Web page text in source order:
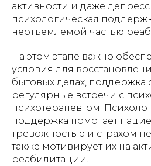
активности и даже
психологическая
неотъемлемой частью
На этом этапе важно
условия для
бытовых делах, поддержка
регулярные встречи с
психотерапевтом.
поддержка помогает
тревожностью и страхом
также мотивирует их на
реабилитации.